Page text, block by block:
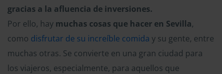
gracias a la afluencia de inversiones.
Por ello, hay muchas cosas que hacer en Sevilla,
como disfrutar de su increíble comida y su gente, entre
muchas otras. Se convierte en una gran ciudad para
los viajeros, especialmente, para aquellos que